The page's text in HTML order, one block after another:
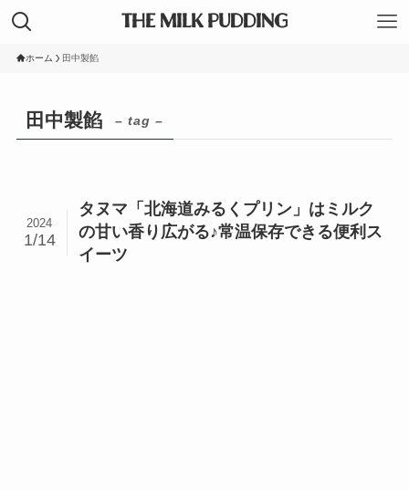
THE MILK PUDDING
ホーム 田中製餡
田中製餡 – tag –
タヌマ「北海道みるくプリン」はミルク
の甘い香り広がる♪常温保存できる便利ス
イーツ
2024
1/14